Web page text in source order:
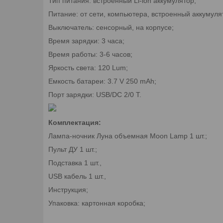
Питание: от сети, компьютера, встроенный
Выключатель: сенсорный, на корпусе;
Время зарядки: 3 часа;
Время работы: 3-6 часов;
Яркость света: 120 Lum;
Емкость батареи: 3.7 V 250 mAh;
Порт зарядки: USB/DC 2/0 T.
Комплектация:
Лампа-ночник Луна объемная Moon Lamp 1 шт.;
Пульт ДУ 1 шт.;
Подставка 1 шт.,
USB кабель 1 шт.,
Инструкция;
Упаковка: картонная коробка;